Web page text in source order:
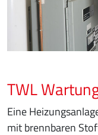
TWL
Eine
mit brennbaren